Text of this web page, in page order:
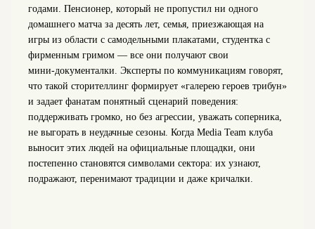
годами. Пенсионер, который не пропустил ни одного
домашнего матча за десять лет, семья, приезжающая на
игры из области с самодельными плакатами, студентка с
фирменным гримом — все они получают свои
мини‑документалки. Эксперты по коммуникациям говорят,
что такой сторителлинг формирует «галерею героев трибун»
и задает фанатам понятный сценарий поведения:
поддерживать громко, но без агрессии, уважать соперника,
не выгорать в неудачные сезоны. Когда Media Team клуба
выносит этих людей на официальные площадки, они
постепенно становятся символами сектора: их узнают,
подражают, перенимают традиции и даже кричалки.